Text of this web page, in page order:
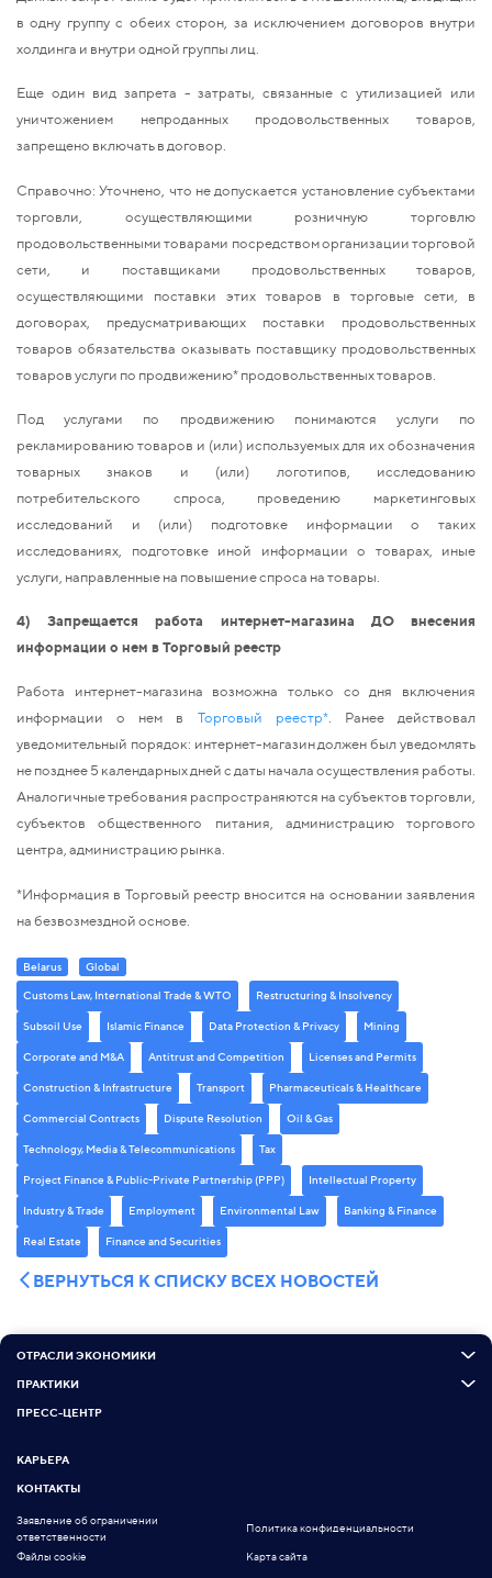
в одну группу с обеих сторон, за исключением договоров внутри
холдинга и внутри одной группы лиц.
Еще один вид запрета - затраты, связанные с утилизацией или
уничтожением непроданных продовольственных товаров,
запрещено включать в договор.
Справочно: Уточнено, что не допускается установление субъектами
торговли, осуществляющими розничную торговлю
продовольственными товарами посредством организации торговой
сети, и поставщиками продовольственных товаров,
осуществляющими поставки этих товаров в торговые сети, в
договорах, предусматривающих поставки продовольственных
товаров обязательства оказывать поставщику продовольственных
товаров услуги по продвижению* продовольственных товаров.
Под услугами по продвижению понимаются услуги по
рекламированию товаров и (или) используемых для их обозначения
товарных знаков и (или) логотипов, исследованию
потребительского спроса, проведению маркетинговых
исследований и (или) подготовке информации о таких
исследованиях, подготовке иной информации о товарах, иные
услуги, направленные на повышение спроса на товары.
4) Запрещается работа интернет-магазина ДО внесения
информации о нем в Торговый реестр
Работа интернет-магазина возможна только со дня включения
информации о нем в Торговый реестр*. Ранее действовал
уведомительный порядок: интернет-магазин должен был уведомлять
не позднее 5 календарных дней с даты начала осуществления работы.
Аналогичные требования распространяются на субъектов торговли,
субъектов общественного питания, администрацию торгового
центра, администрацию рынка.
*Информация в Торговый реестр вносится на основании заявления
на безвозмездной основе.
Belarus
Global
Customs Law, International Trade & WTO
Restructuring & Insolvency
Subsoil Use Islamic Finance Data Protection & Privacy Mining
Corporate and M&A Antitrust and Competition Licenses and Permits
Construction & Infrastructure Transport Pharmaceuticals & Healthcare
Commercial Contracts Dispute Resolution Oil & Gas
Technology, Media & Telecommunications Tax
Project Finance & Public-Private Partnership (PPP) Intellectual Property
Industry & Trade Employment Environmental Law Banking & Finance
Real Estate Finance and Securities
ВЕРНУТЬСЯ К СПИСКУ ВСЕХ НОВОСТЕЙ
ОТРАСЛИ ЭКОНОМИКИ
ПРАКТИКИ
ПРЕСС-ЦЕНТР
КАРЬЕРА
КОНТАКТЫ
Заявление об ограничении
ответственности
Политика конфиденциальности
Файлы cookie Карта сайта